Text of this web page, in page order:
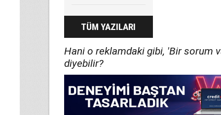
TÜM YAZILARI
Hani o reklamdaki gibi, 'Bir sorum
diyebilir?